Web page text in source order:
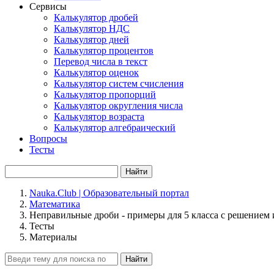
Сервисы
Калькулятор дробей
Калькулятор НДС
Калькулятор дней
Калькулятор процентов
Перевод числа в текст
Калькулятор оценок
Калькулятор систем счисления
Калькулятор пропорций
Калькулятор округления числа
Калькулятор возраста
Калькулятор алгебраический
Вопросы
Тесты
Найти
Nauka.Club | Образовательный портал
Математика
Неправильные дроби - примеры для 5 класса с решением
Тесты
Материалы
Найти